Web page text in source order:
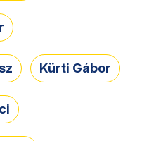
Kürti Gábor